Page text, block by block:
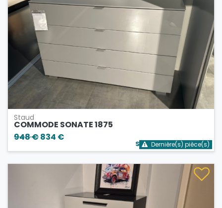
Staud
COMMODE SONATE 1875
948 €834 €
Stock bientôt épuisé
Dernière(s) pièce(s)